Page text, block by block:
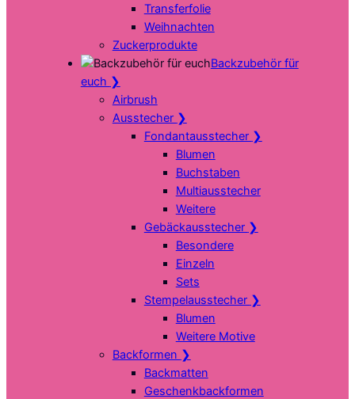
Transferfolie
Weihnachten
Zuckerprodukte
Backzubehör für
euch ❯
Airbrush
Ausstecher ❯
Fondantausstecher ❯
Blumen
Buchstaben
Multiausstecher
Weitere
Gebäckausstecher ❯
Besondere
Einzeln
Sets
Stempelausstecher ❯
Blumen
Weitere Motive
Backformen ❯
Backmatten
Geschenkbackformen